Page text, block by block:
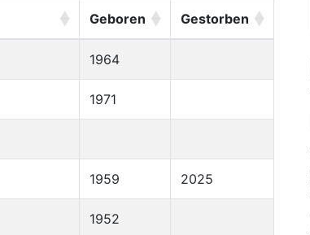
Geboren Gestorben
1964
1971
1959 2025
1952